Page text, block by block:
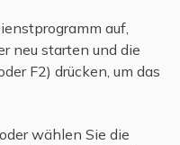
auf,
neu starten und die
F2) drücken, um das
wählen Sie die